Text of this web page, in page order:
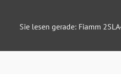
Sie lesen gerade: Fiamm